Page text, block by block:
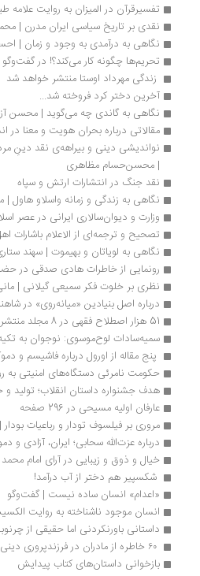
تفسیرقرآن در المیزان به روایت علامه
نقدی بر تاریخ سیاسی ایران مدرن |
نگاهی به درآمدی به وجود و زمان |
تحریم‌ها چگونه کار می‌کند؟! در
زندگی مهرداد اوستا منتشر خواهد شد
آخرین دختر کرد فروخته شد...
نگاهی به گاندی چه می‌گوید | محسن
مقالاتی درباره بحران هویت و معنا در
| محسن‌حسام مظاهری
نقد جنگ در انتشارات ارتش و سپاه
نگاهی به زندگی و زمانه واسلاو هاول |
وزارت و دیوان‌سالاری ایرانی در عصر
تصحیح و ترجمه‌ای از الاعلام باشارات
نگاهی به لویاتان و بهیموت | سهند
رونمایی از خاطرات هادی صدقی در
نظری بر خلوت فکر سمیعی گیلانی |
درباره اصل بنیادین «میانه‌روی» در
51 هزار اصطلاح فقهی در 8 مجلد منتشر شد
سمیه‌‌سادات لوح‌موسوی: نوجوان به
پنج مقاله از اورول درباره فاشیسم و
حکومت نامرئی دستگاه‌های امنیتی به
هدف جشنواره داستان انقلاب؛ تولید
عارفان اولیه مسیحی در 296 صفحه
مروری بر فیلسوف تودار و رباعیات بودار
درباره عزت‌الله سحابی؛ ایران، آزادی
خیال و ذوق و زیبایی در آرای امام محمد
شکسپیر هم دختر از آب درآمد!
«اعدام» انسان ساده نیست | گفت‌وگو
انسان موجود ناشناخته به روایت
داستانی باورنکردنی اما حقیقی از چرنوبیل؛
بازخوانی داستان‌های کتاب پیدایش